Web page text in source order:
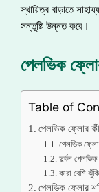
স্থায়িত্ব বাড়াতে
সন্তুষ্টি উন্নত করে।
পেলভিক
Table of
পেলভিক ফ্লোর
পেলভিক
দুর্বল
কারা বেশি
পেলভিক ফ্লোর